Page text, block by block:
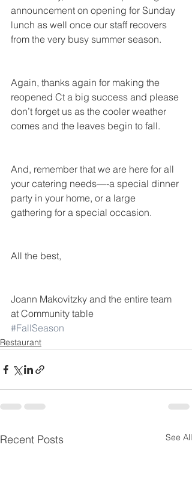
announcement on opening for Sunday
lunch as well once our staff recovers
from the very busy summer season.
Again, thanks again for making the
reopened Ct a big success and please
don’t forget us as the cooler weather
comes and the leaves begin to fall.
And, remember that we are here for all
your catering needs—-a special dinner
party in your home, or a large
gathering for a special occasion.
All the best,
Joann Makovitzky and the entire team
at Community table
#FallSeason
Restaurant
Recent Posts See All